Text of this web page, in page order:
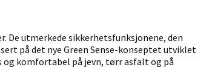
De utmerkede sikkerhetsfunksjonene, den
på det nye Green Sense-konseptet utviklet
komfortabel på jevn, tørr asfalt og på